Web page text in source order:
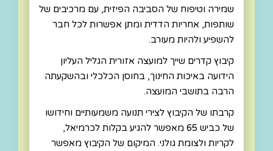
שמירה וטיפוח של הסביבה הפיזית, עם מרכיבים של
שותפות, אחריות הדדית ומתן אפשרות לכל חבר
להשפיע ולהיות מעורב.
קיבוץ קדרים שייך למועצה אזורית הגליל העליון
הידועה באיכות החינוך, בחוסן הכלכלי ובהשקעתה
הרבה בתושבי המועצה.
קרבתו של הקיבוץ לצירי תנועה משמעותיים וחידושו
של כביש 65 מאפשר להגיע בקלות לכרמיאל,
לקריות ולצומת גולני. המיקום של הקיבוץ מאפשר